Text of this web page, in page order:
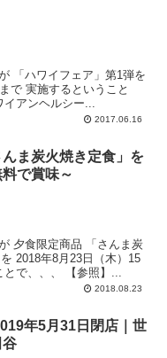
で 実施するということ
ワイアンヘルシー...
2017.06.16
ま炭火焼き定食」を
で賞味～
2018年8月23日（木）15
時から 期間限定で 販売開始するということで、、、 【参照】...
2018.08.23
年5月31日閉店｜世
谷